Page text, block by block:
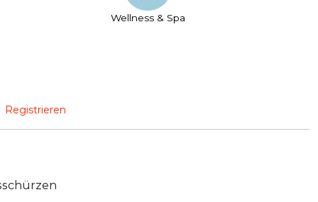
Wellness & Spa
Registrieren